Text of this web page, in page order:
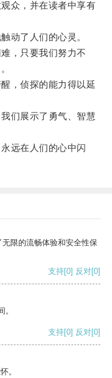
众，并在读者中享有
了人们的心灵。
，只要我们努力不
，侦探的能力得以延
们展示了勇气、智慧
远在人们的心中闪
限的流畅体验和安全性保
支持[0] 反对[0]
支持[0] 反对[0]
。